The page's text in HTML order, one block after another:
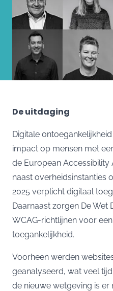
De uitdaging
Digitale
impact op mensen met
de European Accessibility
naast overheidsinstanties
2025 verplicht digitaal
Daarnaast zorgen De Wet
WCAG-richtlijnen voor
toegankelijkheid.
Voorheen werden
geanalyseerd, wat veel
de nieuwe wetgeving is